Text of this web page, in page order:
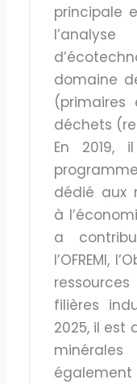
principale
domaine
déchets
En 2019,
dédié aux
à
a
l’OFREMI,
filières
2025, il est